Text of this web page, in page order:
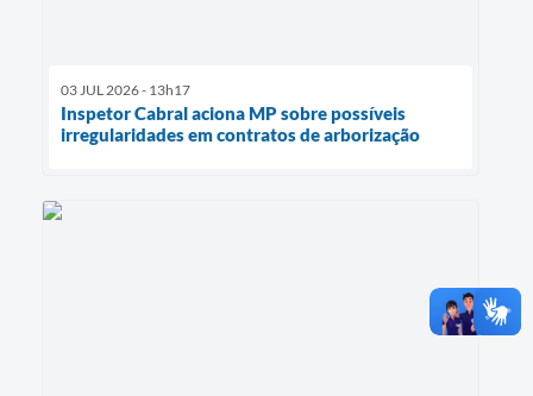
03 JUL 2026 - 13h17
Inspetor Cabral aciona MP sobre possíveis
irregularidades em contratos de arborização